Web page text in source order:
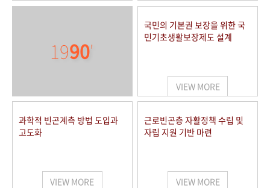
1990'
국민의 기본권 보장을 위한 국
민기초생활보장제도 설계
VIEW MORE
과학적 빈곤계측 방법 도입과
고도화
VIEW MORE
근로빈곤층 자활정책 수립 및
자립 지원 기반 마련
VIEW MORE